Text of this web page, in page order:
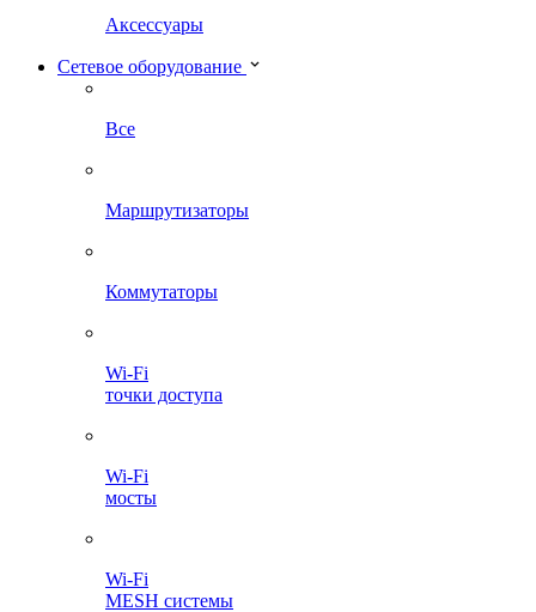
Аксессуары
Сетевое оборудование
Все
Маршрутизаторы
Коммутаторы
Wi-Fi
точки доступа
Wi-Fi
мосты
Wi-Fi
MESH системы